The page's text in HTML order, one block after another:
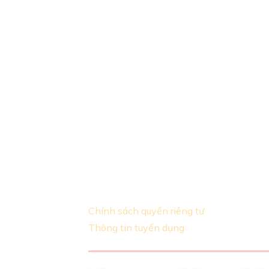
Chính sách quyền riêng tư
Thông tin tuyển dụng